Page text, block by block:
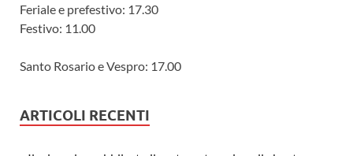
Feriale e prefestivo: 17.30
Festivo: 11.00
Santo Rosario e Vespro: 17.00
ARTICOLI RECENTI